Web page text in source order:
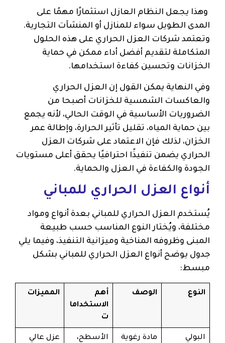
وهذا يجعل النظام العازل استثمارًا مهمًا على
المدى الطويل سواء للمنازل أو المنشآت التجارية.
وتعتمد شركات العزل الحراري على هذه الحلول
المتكاملة لتقديم أفضل أداء ممكن في حماية
الخزانات وتحسين كفاءة استخدامها.
وفي النهاية يمكن القول إن العزل الحراري
والعاكسات الشمسية للخزانات أصبحا من
الضروريات الأساسية في الوقت الحالي، لأنه يجمع
بين حماية المياه، تقليل تأثير الحرارة، وإطالة عمر
الخزان، لذلك فإن الاعتماد على شركات العزل
الحراري يضمن تنفيذًا احترافيًا يحقق أعلى مستويات
الجودة والكفاءة في العزل والحماية.
أنواع العزل الحراري للمباني
يُستخدم العزل الحراري للمباني بعدة أنواع ومواد
مختلفة، ويُختار النوع المناسب حسب طبيعة
المبنى وظروفه المناخية وميزانية التنفيذ، وفيما يلي
جدول يوضح أنواع العزل الحراري للمباني بشكل
مبسط:
النوع الوصف
أهم
الاستخداما
ت
المميزات
البولي
مادة رغوية
الأسطح،
عزل عالي